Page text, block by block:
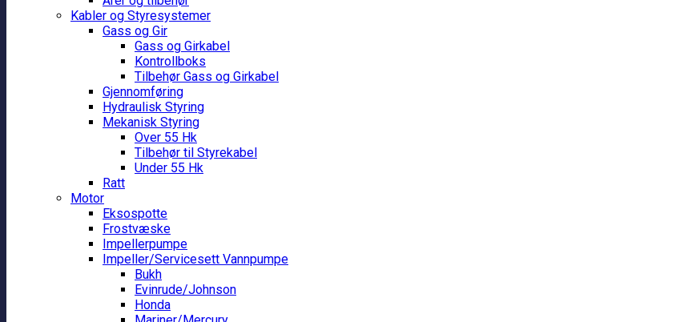
Kabler og Styresystemer
Gass og Gir
Gass og Girkabel
Kontrollboks
Tilbehør Gass og Girkabel
Gjennomføring
Hydraulisk Styring
Mekanisk Styring
Over 55 Hk
Tilbehør til Styrekabel
Under 55 Hk
Ratt
Motor
Eksospotte
Frostvæske
Impellerpumpe
Impeller/Servicesett Vannpumpe
Bukh
Evinrude/Johnson
Honda